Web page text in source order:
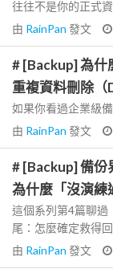
往往不是你的正式
由 RainPan 發文
# [Backup] 為什
重複資料刪除（
如果你看過企業級
由 RainPan 發文
# [Backup] 備份
為什麼「沒演練
這個系列第4篇聊過
尾：怎麼確定救得
由 RainPan 發文